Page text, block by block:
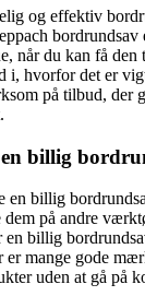
og effektiv
bordrundsav
når du kan få
i, hvorfor det er
på tilbud, der
billig
en billig
dem på andre
en billig
mange gode
uden at gå på